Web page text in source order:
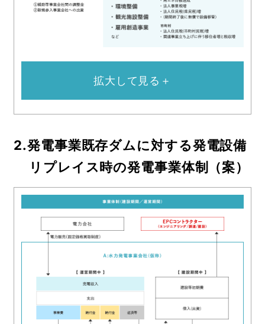
拡大して見る＋
2.発電事業既存ダムに対する発電設備
リプレイス時の発電事業体制（案）